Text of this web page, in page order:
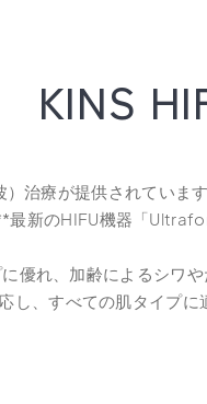
KINS
治療が提供されてい
最新のHIFU機器「
優れ、加齢によるシワ
、すべての肌タイプ